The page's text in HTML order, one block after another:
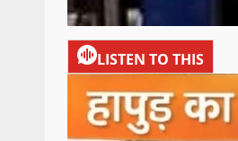
LISTEN TO THIS